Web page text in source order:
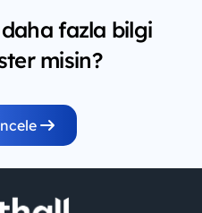
fazla bilgi
misin?